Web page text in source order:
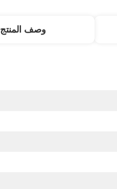
وصف المنتج